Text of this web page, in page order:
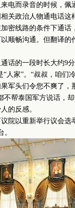
电而录音的时候，佩
关政治人物通电话这
密线路的条件下通话
顺畅沟通。但翻译的
的一段时长大约9分
人家”。“叔叔，咱们
军头们令您不爽了，
不帮泰国军方说话，
的反感。
以重新举行议会选